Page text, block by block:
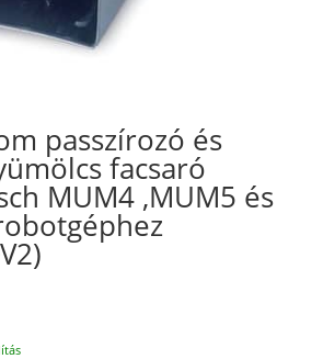
passzírozó és
facsaró
MUM4 ,MUM5 és